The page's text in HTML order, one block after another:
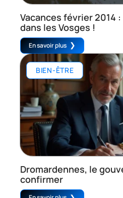
Vacances février 2014
dans les Vosges !
En savoir plus
BIEN-ÊTRE
Dromardennes, le
confirmer